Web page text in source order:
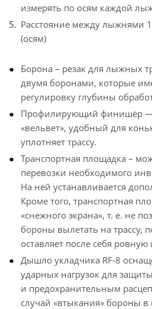
измерять по осям каждой
Расстояние между лыжнями
(осям)
Борона – резак для лыжных
двумя боронами, которые
регулировку глубины
Профилирующий финишёр —
«вельвет», удобный для
уплотняет трассу.
Транспортная площадка –
перевозки необходимого
На ней устанавливается
Кроме того, транспортная
«снежного экрана», т. е. не
бороны вылетать на трассу,
оставляет после себя ровную
Дышло укладчика RF-8
ударных нагрузок для
и предохранительным
случай «втыкания» бороны в